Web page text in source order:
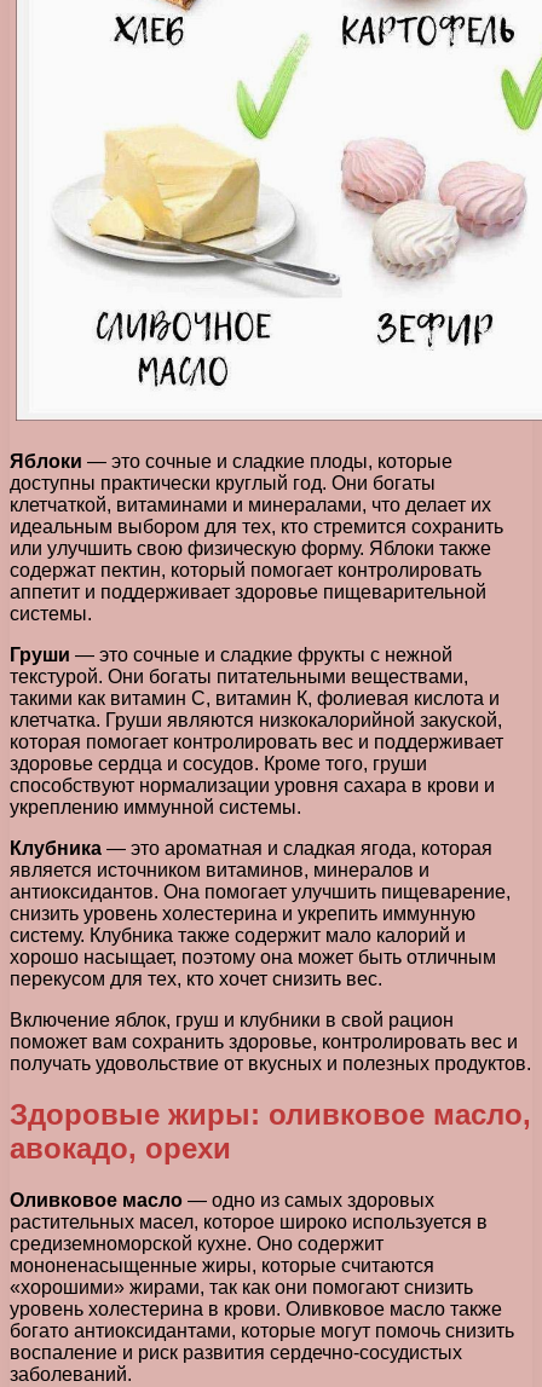
Яблоки — это сочные и сладкие плоды, которые
доступны практически круглый год. Они богаты
клетчаткой, витаминами и минералами, что делает их
идеальным выбором для тех, кто стремится сохранить
или улучшить свою физическую форму. Яблоки также
содержат пектин, который помогает контролировать
аппетит и поддерживает здоровье пищеварительной
системы.
Груши — это сочные и сладкие фрукты с нежной
текстурой. Они богаты питательными веществами,
такими как витамин С, витамин К, фолиевая кислота и
клетчатка. Груши являются низкокалорийной закуской,
которая помогает контролировать вес и поддерживает
здоровье сердца и сосудов. Кроме того, груши
способствуют нормализации уровня сахара в крови и
укреплению иммунной системы.
Клубника — это ароматная и сладкая ягода, которая
является источником витаминов, минералов и
антиоксидантов. Она помогает улучшить пищеварение,
снизить уровень холестерина и укрепить иммунную
систему. Клубника также содержит мало калорий и
хорошо насыщает, поэтому она может быть отличным
перекусом для тех, кто хочет снизить вес.
Включение яблок, груш и клубники в свой рацион
поможет вам сохранить здоровье, контролировать вес и
получать удовольствие от вкусных и полезных продуктов.
Здоровые жиры: оливковое масло,
авокадо, орехи
Оливковое масло — одно из самых здоровых
растительных масел, которое широко используется в
средиземноморской кухне. Оно содержит
мононенасыщенные жиры, которые считаются
«хорошими» жирами, так как они помогают снизить
уровень холестерина в крови. Оливковое масло также
богато антиоксидантами, которые могут помочь снизить
воспаление и риск развития сердечно-сосудистых
заболеваний.